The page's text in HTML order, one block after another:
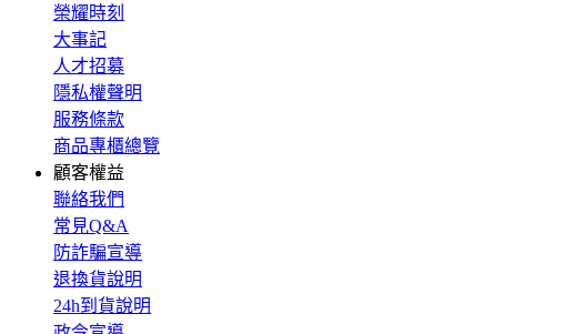
榮耀時刻
大事記
人才招募
隱私權聲明
服務條款
商品專櫃總覽
顧客權益
聯絡我們
常見Q&A
防詐騙宣導
退換貨說明
24h到貨說明